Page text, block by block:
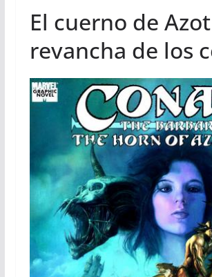
El cuerno de
revancha de los